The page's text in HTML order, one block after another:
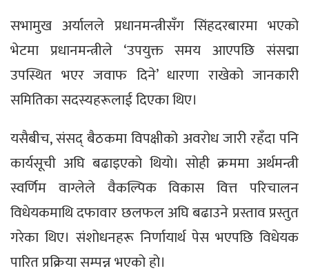
सभामुख अर्यालले प्रधानमन्त्रीसँग सिंहदरबारमा भएको
भेटमा प्रधानमन्त्रीले ‘उपयुक्त समय आएपछि संसद्मा
उपस्थित भएर जवाफ दिने’ धारणा राखेको जानकारी
समितिका सदस्यहरूलाई दिएका थिए।
यसैबीच, संसद् बैठकमा विपक्षीको अवरोध जारी रहँदा पनि
कार्यसूची अघि बढाइएको थियो। सोही क्रममा अर्थमन्त्री
स्वर्णिम वाग्लेले वैकल्पिक विकास वित्त परिचालन
विधेयकमाथि दफावार छलफल अघि बढाउने प्रस्ताव प्रस्तुत
गरेका थिए। संशोधनहरू निर्णायार्थ पेस भएपछि विधेयक
पारित प्रक्रिया सम्पन्न भएको हो।